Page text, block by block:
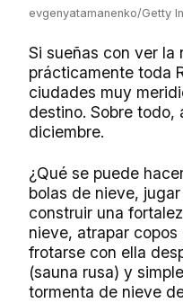
evgenyatamanenko/Getty
Si sueñas con ver la
prácticamente toda
ciudades muy
destino. Sobre todo,
diciembre.
¿Qué se puede
bolas de nieve,
construir una
nieve, atrapar
frotarse con ella
(sauna rusa) y
tormenta de nieve